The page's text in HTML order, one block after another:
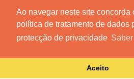
Ao navegar neste site concorda
política de tratamento de dados
protecção de privacidade
Aceito
powered by puber!a | © 2026